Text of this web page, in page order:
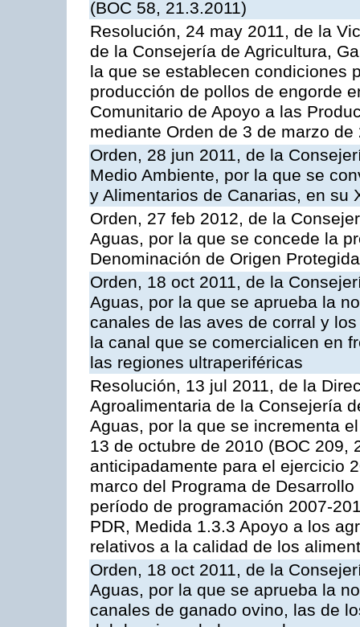
(BOC 58, 21.3.2011)
Resolución, 24 may 2011, de la
de la Consejería de Agricultura,
la que se establecen condiciones
producción de pollos de engorde
Comunitario de Apoyo a las
mediante Orden de 3 de marzo de
Orden, 28 jun 2011, de la
Medio Ambiente, por la que se
y Alimentarios de Canarias, en su
Orden, 27 feb 2012, de la
Aguas, por la que se concede la
Denominación de Origen
Orden, 18 oct 2011, de la
Aguas, por la que se aprueba la
canales de las aves de corral y
la canal que se comercialicen en
las regiones ultraperiféricas
Resolución, 13 jul 2011, de la
Agroalimentaria de la Consejería
Aguas, por la que se incrementa
13 de octubre de 2010 (BOC 209,
anticipadamente para el ejercicio
marco del Programa de
período de programación 2007-
PDR, Medida 1.3.3 Apoyo a los
relativos a la calidad de los
Orden, 18 oct 2011, de la
Aguas, por la que se aprueba la
canales de ganado ovino, las de